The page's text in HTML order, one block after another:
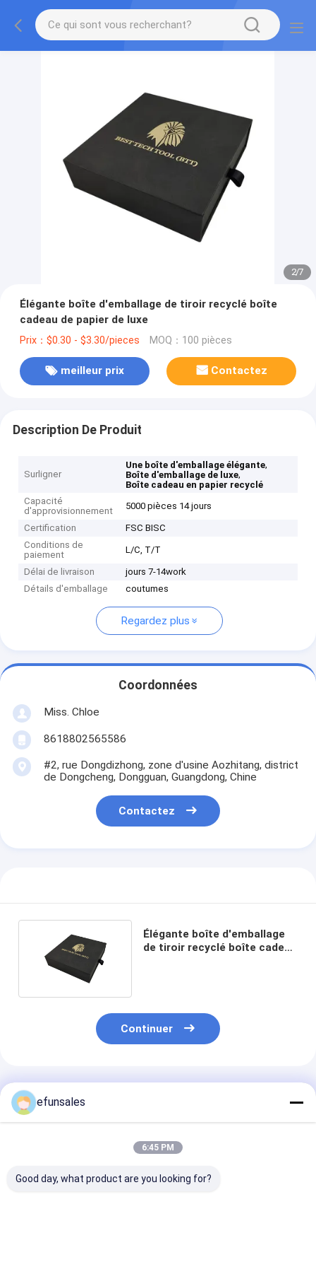
2/7
Élégante boîte d'emballage de tiroir recyclé boîte
cadeau de papier de luxe
Prix：$0.30 - $3.30/pieces MOQ：100 pièces
meilleur prix Contactez
Description De Produit
Surligner
Une boîte d'emballage élégante,
Boîte d'emballage de luxe,
Boîte cadeau en papier recyclé
Capacité
d'approvisionnement
5000 pièces 14 jours
Certification
FSC BISC
Conditions de
paiement
L/C, T/T
Délai de livraison
jours 7-14work
Détails d'emballage
coutumes
Regardez plus
Coordonnées
Miss. Chloe
8618802565586
#2, rue Dongdizhong, zone d'usine Aozhitang, district
de Dongcheng, Dongguan, Guangdong, Chine
Contactez
Élégante boîte d'emballage
de tiroir recyclé boîte cadeau
Continuer
Produits Recommandés
efunsales
6:45 PM
Good day, what product are you looking for?